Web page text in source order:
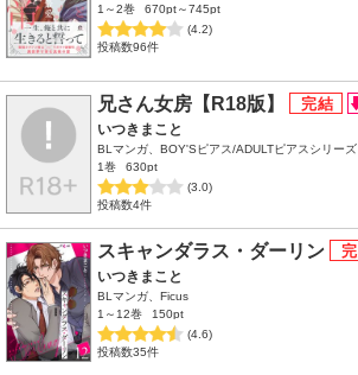
1～2巻
670pt～745pt
(4.2)
投稿数96件
兄さん女房【R18版】
いつきまこと
BLマンガ、BOY'Sピアス/ADULTピアスシリーズ
1巻
630pt
(3.0)
投稿数4件
スキャンダラス・ダーリン
いつきまこと
BLマンガ、Ficus
1～12巻
150pt
(4.6)
投稿数35件